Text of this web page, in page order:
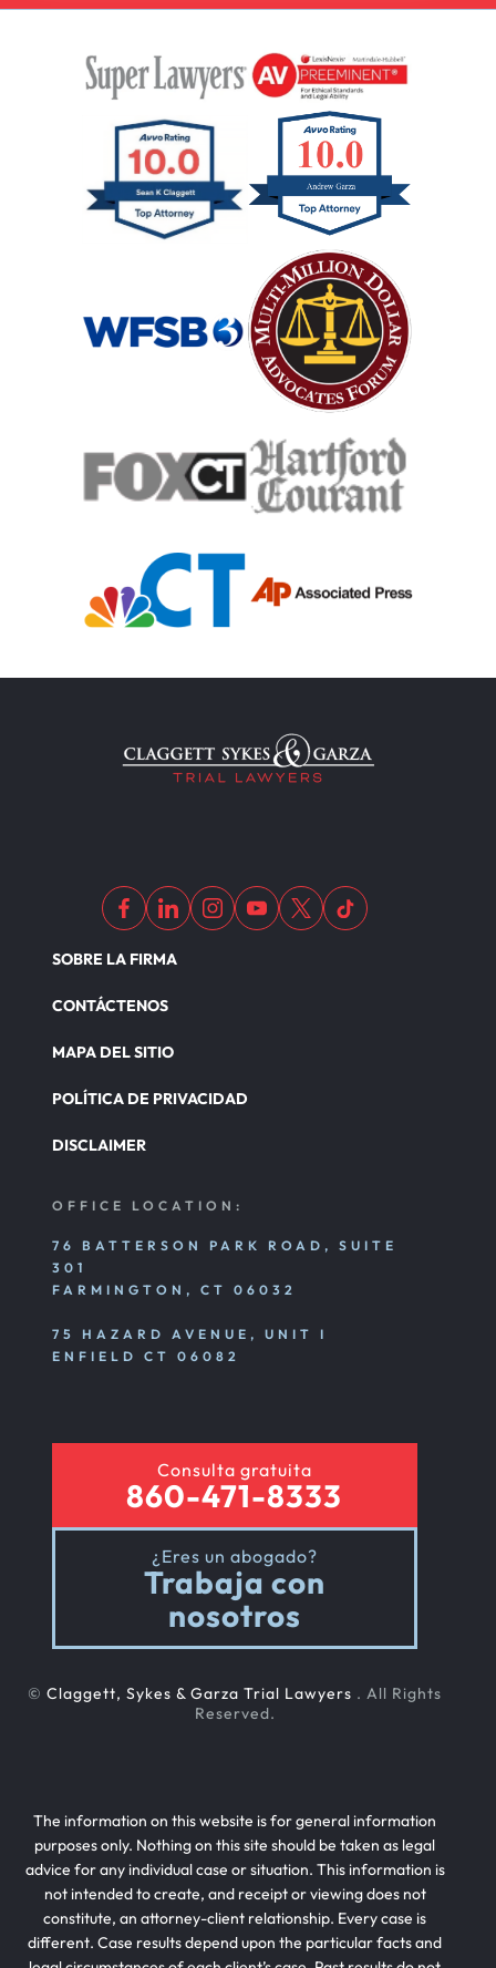
SOBRE LA FIRMA
CONTÁCTENOS
MAPA DEL SITIO
POLÍTICA DE PRIVACIDAD
DISCLAIMER
OFFICE LOCATION:
76 BATTERSON PARK ROAD, SUITE
301
FARMINGTON, CT 06032
75 HAZARD AVENUE, UNIT I
ENFIELD CT 06082
Consulta gratuita
860-471-8333
¿Eres un abogado?
Trabaja con
nosotros
© Claggett, Sykes & Garza Trial Lawyers . All Rights
Reserved.
The information on this website is for general information
purposes only. Nothing on this site should be taken as legal
advice for any individual case or situation. This information is
not intended to create, and receipt or viewing does not
constitute, an attorney-client relationship. Every case is
different. Case results depend upon the particular facts and